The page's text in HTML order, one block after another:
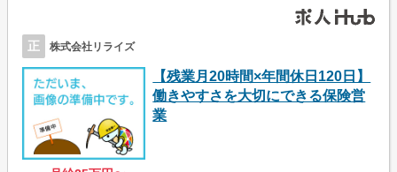
正 株式会社リライズ
【残業月20時間×年間休日120日】
働きやすさを大切にできる保険営
業